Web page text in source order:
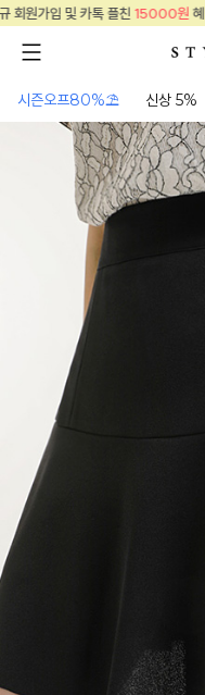
원혜택!
시즌오프80%⛱ 신상 5%